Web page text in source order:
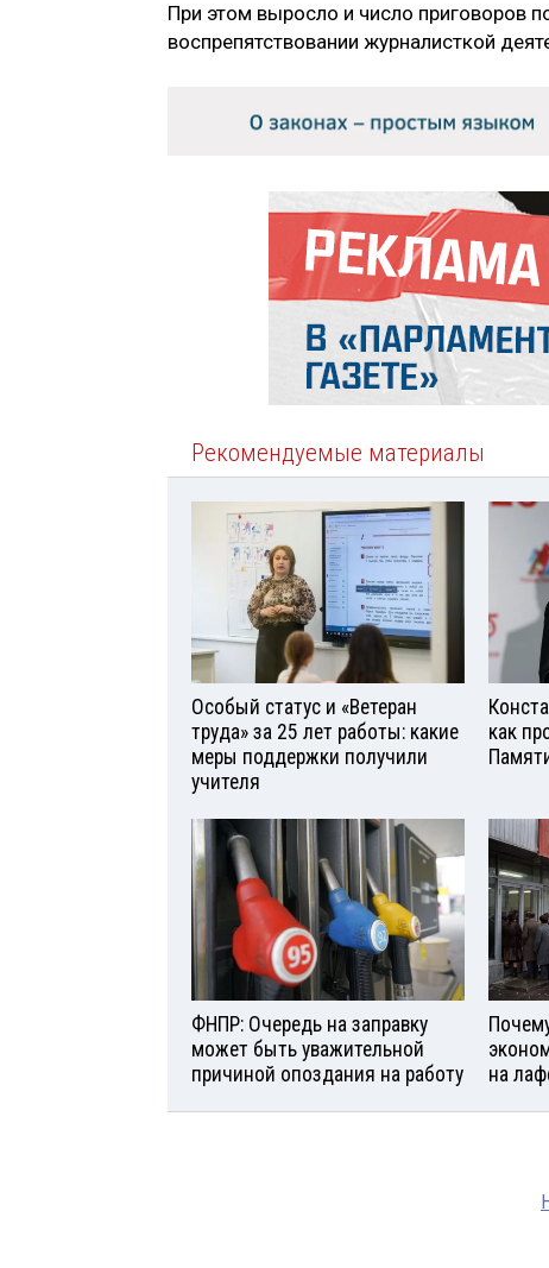
При этом выросло и число приговоров
воспрепятствовании журналисткой
Рекомендуемые материалы
Особый статус и «Ветеран
труда» за 25 лет работы: какие
меры поддержки получили
учителя
как
ФНПР: Очередь на заправку
может быть уважительной
причиной опоздания на работу
на